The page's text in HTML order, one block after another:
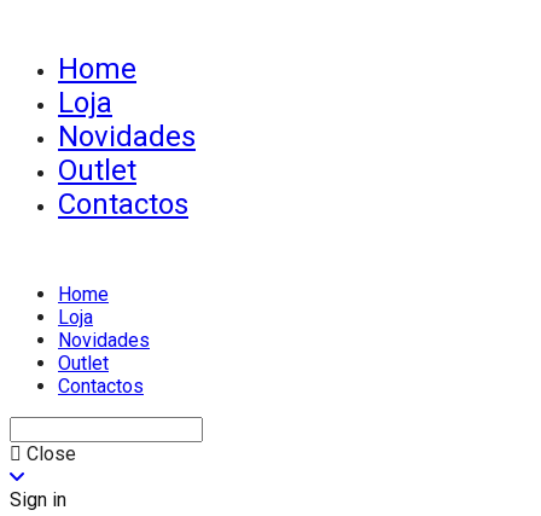
Home
Loja
Novidades
Outlet
Contactos
Home
Loja
Novidades
Outlet
Contactos
Close
Sign in